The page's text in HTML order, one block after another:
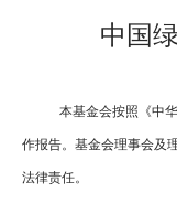
中国
本基金会按照《中
作报告。基金会理事会及
法律责任。